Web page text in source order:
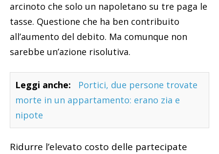
arcinoto che solo un napoletano su tre paga le
tasse. Questione che ha ben contribuito
all’aumento del debito. Ma comunque non
sarebbe un’azione risolutiva.
Leggi anche:
Portici, due persone trovate
morte in un appartamento: erano zia e
nipote
Ridurre l’elevato costo delle partecipate